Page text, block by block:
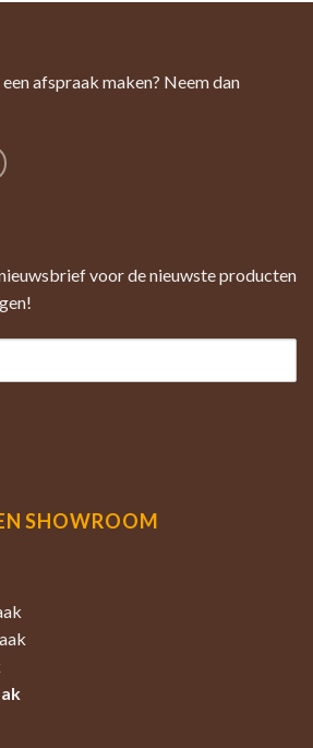
afspraak maken? Neem dan
voor de nieuwste producten
SHOWROOM